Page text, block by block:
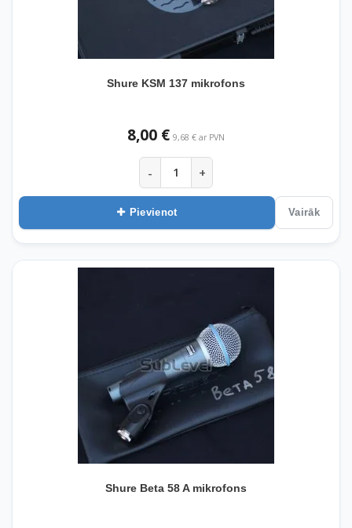
Shure KSM 137 mikrofons
8,00 € 9,68 € ar PVN
- +
Pievienot Vairāk
Shure Beta 58 A mikrofons